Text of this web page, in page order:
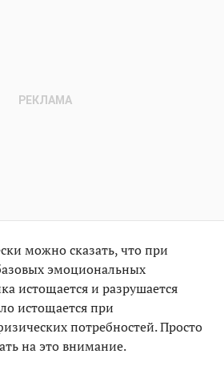
можно сказать, что при
эмоциональных
истощается и разрушается
истощается при
потребностей. Просто
на это внимание.